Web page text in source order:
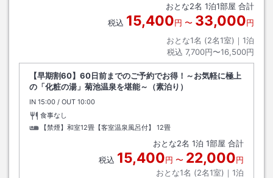
おとな2名 1泊1部屋 合計
税込 15,400円 〜 33,000円
おとな1名 (2名1室)｜ 1泊
税込 7,700円〜16,500円
【早期割60】60日前までのご予約でお得！～お気軽に極上
の「化粧の湯」菊池温泉を堪能～（素泊り）
IN チェックイン
15:00 / OUT チェックアウト
10:00
食事なし
【禁煙】和室12畳【客室温泉風呂付】
12畳
おとな2名 1泊 1部屋 合計
税込 15,400円 〜 22,000円
おとな1名 (2名1室)｜ 1泊